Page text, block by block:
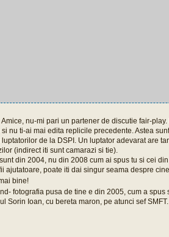
Amice, nu-mi pari un partener de discutie fair-
nu ti-ai mai edita replicile precedente. Astea
de la DSPI. Un luptator adevarat are
(indirect iti sunt camarazi si tie).
din 2004, nu din 2008 cum ai spus tu si cei
ajutatoare, poate iti dai singur seama despre
bine!
fotografia pusa de tine e din 2005, cum a
Sorin Ioan, cu bereta maron, pe atunci sef SMFT.